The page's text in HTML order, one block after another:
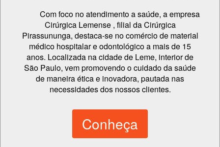
Com foco no atendimento a saúde, a empresa
Cirúrgica Lemense , filial da Cirúrgica
Pirassununga, destaca-se no comércio de material
médico hospitalar e odontológico a mais de 15
anos. Localizada na cidade de Leme, interior de
São Paulo, vem promovendo o cuidado da saúde
de maneira ética e inovadora, pautada nas
necessidades dos nossos clientes.
Conheça